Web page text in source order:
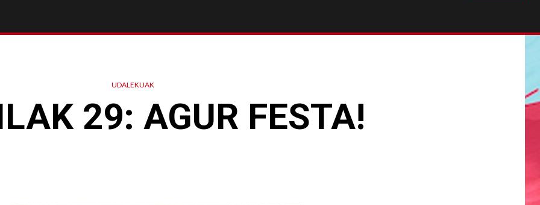
UDALEKUAK
29: AGUR FESTA!